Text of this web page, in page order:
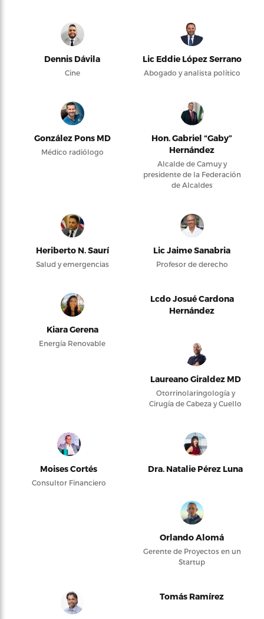
Dennis Dávila
Cine
Lic Eddie López Serrano
Abogado y analista político
González Pons MD
Médico radiólogo
Hon. Gabriel “Gaby”
Hernández
Alcalde de Camuy y
presidente de la Federación
de Alcaldes
Heriberto N. Saurí
Salud y emergencias
Lic Jaime Sanabria
Profesor de derecho
Kiara Gerena
Energía Renovable
Lcdo Josué Cardona
Hernández
Laureano Giraldez MD
Otorrinolaringología y
Cirugía de Cabeza y Cuello
Moises Cortés
Consultor Financiero
Dra. Natalie Pérez Luna
Orlando Alomá
Gerente de Proyectos en un
Startup
Tomás Ramírez